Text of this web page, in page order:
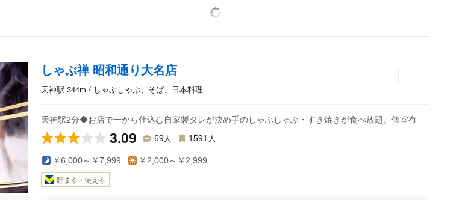
しゃぶ禅 昭和通り大名店
天神駅 344m / しゃぶしゃぶ、そば、日本料理
天神駅2分◆お店で一から仕込む自家製タレが決め手のしゃぶしゃぶ・すき焼きが食べ放題。個室有
3.09 69人 1591 人
￥6,000～￥7,999 ￥2,000～￥2,999
貯まる・使える